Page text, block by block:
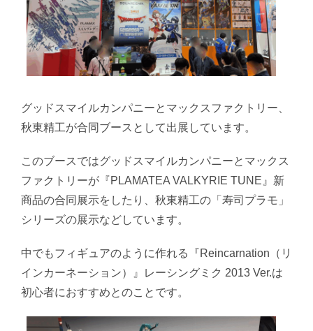
グッドスマイルカンパニーとマックスファクトリー、
秋東精工が合同ブースとして出展しています。
このブースではグッドスマイルカンパニーとマックス
ファクトリーが『PLAMATEA VALKYRIE TUNE』新
商品の合同展示をしたり、秋東精工の「寿司プラモ」
シリーズの展示などしています。
中でもフィギュアのように作れる『Reincarnation（リ
インカーネーション）』レーシングミク 2013 Ver.は
初心者におすすめとのことです。